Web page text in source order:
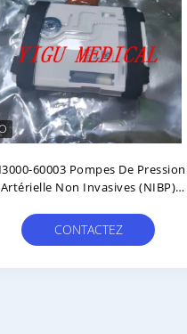
M3001A Module Mainboard
M3001-66425 Pour Équipement
Et En Stock
CONTACTEZ